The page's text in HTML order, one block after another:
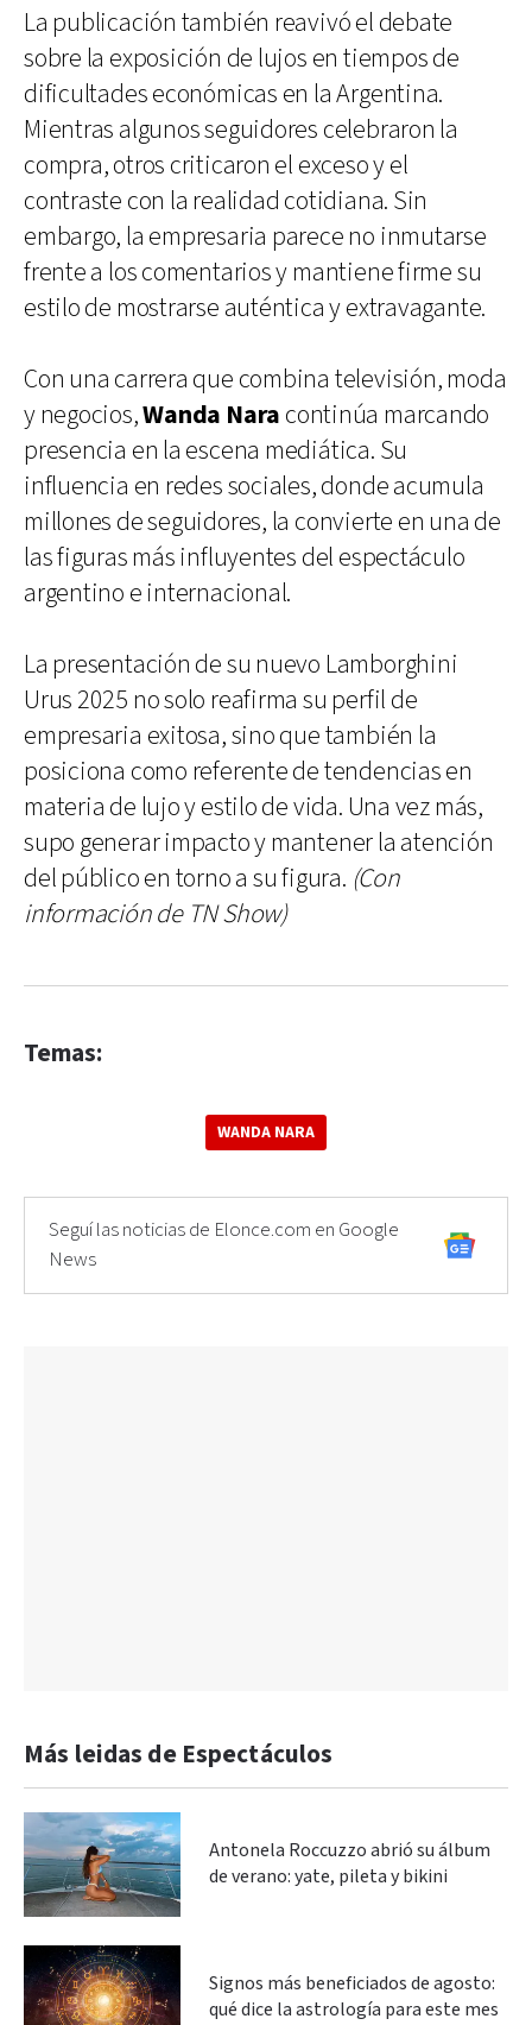
La publicación también reavivó el debate
sobre la exposición de lujos en tiempos de
dificultades económicas en la Argentina.
Mientras algunos seguidores celebraron la
compra, otros criticaron el exceso y el
contraste con la realidad cotidiana. Sin
embargo, la empresaria parece no inmutarse
frente a los comentarios y mantiene firme su
estilo de mostrarse auténtica y extravagante.
Con una carrera que combina televisión, moda
y negocios,Wanda Nara continúa marcando
presencia en la escena mediática. Su
influencia en redes sociales, donde acumula
millones de seguidores, la convierte en una de
las figuras más influyentes del espectáculo
argentino e internacional.
La presentación de su nuevo Lamborghini
Urus 2025 no solo reafirma su perfil de
empresaria exitosa, sino que también la
posiciona como referente de tendencias en
materia de lujo y estilo de vida. Una vez más,
supo generar impacto y mantener la atención
del público en torno a su figura. (Con
información de TN Show)
Temas:
WANDA NARA
Seguí las noticias de Elonce.com en Google
News
Más leidas de Espectáculos
Antonela Roccuzzo abrió su álbum
de verano: yate, pileta y bikini
Signos más beneficiados de agosto:
qué dice la astrología para este mes